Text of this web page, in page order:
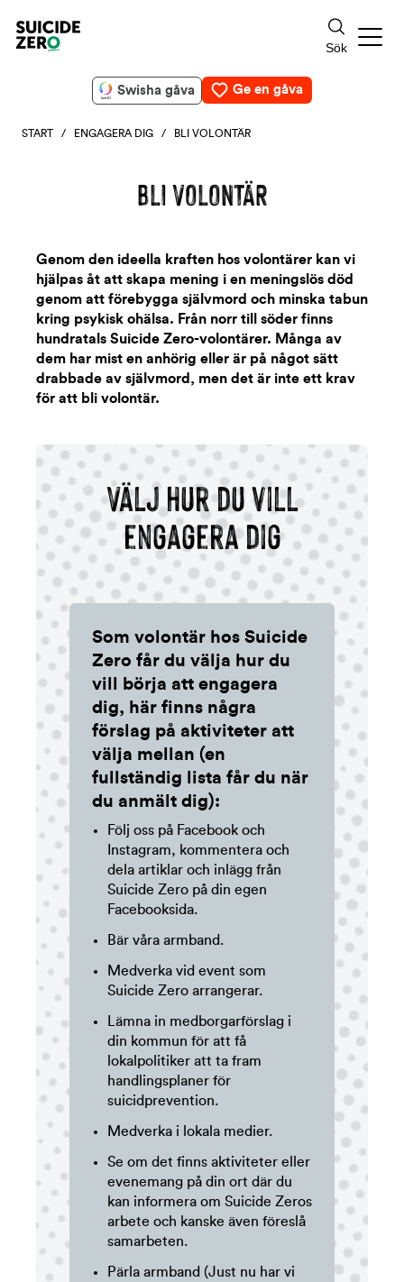
Swisha gåva Ge en gåva
START / ENGAGERA DIG / BLI VOLONTÄR
BLI VOLONTÄR
Genom den ideella kraften hos volontärer kan vi
hjälpas åt att skapa mening i en meningslös död
genom att förebygga självmord och minska tabun
kring psykisk ohälsa. Från norr till söder finns
hundratals Suicide Zero-volontärer. Många av
dem har mist en anhörig eller är på något sätt
drabbade av självmord, men det är inte ett krav
för att bli volontär.
Välj hur du vill
engagera dig
Som volontär hos Suicide
Zero får du välja hur du
vill börja att engagera
dig, här finns några
förslag på aktiviteter att
välja mellan (en
fullständig lista får du när
du anmält dig):
Följ oss på Facebook och
Instagram, kommentera och
dela artiklar och inlägg från
Suicide Zero på din egen
Facebooksida.
Bär våra armband.
Medverka vid event som
Suicide Zero arrangerar.
Lämna in medborgarförslag i
din kommun för att få
lokalpolitiker att ta fram
handlingsplaner för
suicidprevention.
Medverka i lokala medier.
Se om det finns aktiviteter eller
evenemang på din ort där du
kan informera om Suicide Zeros
arbete och kanske även föreslå
samarbeten.
Pärla armband (Just nu har vi